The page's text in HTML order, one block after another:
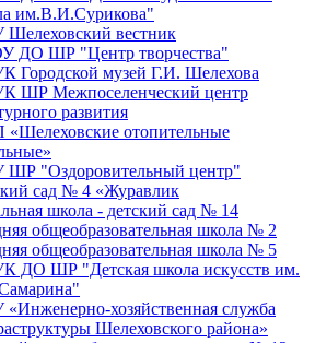
им.В.И.Сурикова"
вестник
ДО ШР "Центр творчества"
Городской музей Г.И. Шелехова
ШР Межпоселенческий центр
развития
отопительные
"Оздоровительный центр"
сад № 4 «Журавлик
школа - детский сад № 14
общеобразовательная школа № 2
общеобразовательная школа № 5
ДО ШР "Детская школа искусств им.
хозяйственная служба
Шелеховского района»